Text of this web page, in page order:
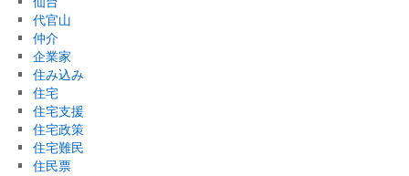
代官山
仲介
企業家
住み込み
住宅
住宅支援
住宅政策
住宅難民
住民票